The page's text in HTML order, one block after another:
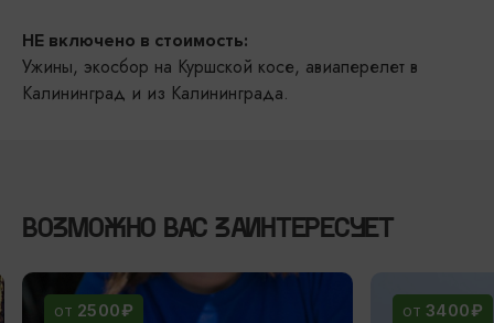
НЕ включено в стоимость:
Ужины, экосбор на Куршской косе, авиаперелет в
Калининград и из Калининграда.
ВОЗМОЖНО ВАС ЗАИНТЕРЕСУЕТ
ОТ 2500₽ ОТ 3400₽